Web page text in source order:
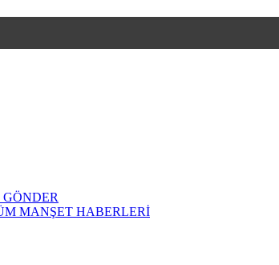
MANŞET HABERLERİ